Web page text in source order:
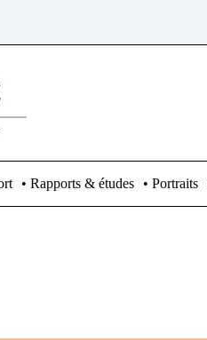
• Rapports & études • Portraits